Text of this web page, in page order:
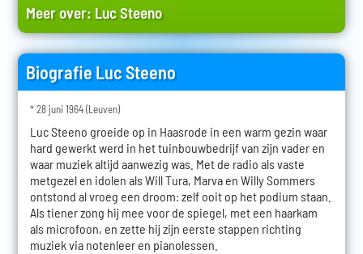
Meer over: Luc Steeno
Biografie Luc Steeno
* 28 juni 1964 (Leuven)
Luc Steeno groeide op in Haasrode in een warm gezin waar
hard gewerkt werd in het tuinbouwbedrijf van zijn vader en
waar muziek altijd aanwezig was. Met de radio als vaste
metgezel en idolen als Will Tura, Marva en Willy Sommers
ontstond al vroeg een droom: zelf ooit op het podium staan.
Als tiener zong hij mee voor de spiegel, met een haarkam
als microfoon, en zette hij zijn eerste stappen richting
muziek via notenleer en pianolessen.